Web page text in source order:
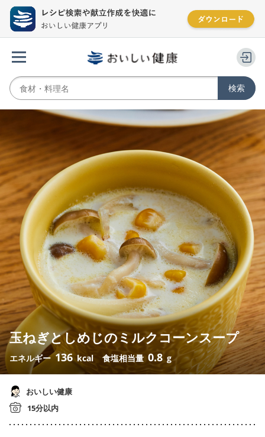
玉ねぎとしめじのミルクコーンスープ
エネルギー136 kcal 食塩相当量 0.8 g
おいしい健康
15分以内